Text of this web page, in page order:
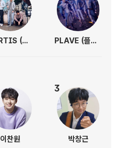
CORTIS (코르티스) PLAVE (플레이브)
이찬원
3
박창근